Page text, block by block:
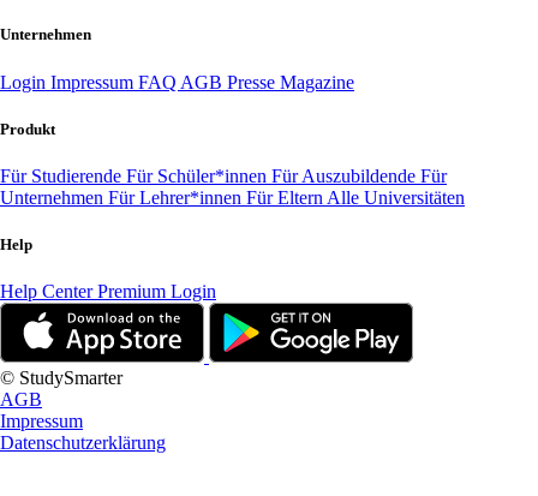
Unternehmen
Login Impressum FAQ AGB Presse Magazine
Produkt
Für Studierende Für Schüler*innen Für Auszubildende Für
Unternehmen Für Lehrer*innen Für Eltern Alle Universitäten
Help
Help CenterPremium Login
© StudySmarter
AGB
Impressum
Datenschutzerklärung